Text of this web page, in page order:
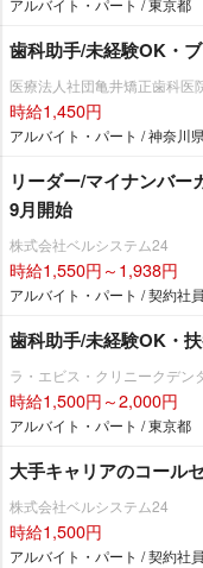
アルバイト・パート / 東京都
歯科助手/未経験OK・
医療法人社団亀井矯正歯科医
時給1,450円
アルバイト・パート / 神奈川
リーダー/マイナンバ
9月開始
株式会社ベルシステム24
時給1,550円～1,938円
アルバイト・パート / 契約社
歯科助手/未経験OK・
ラ・エビス・クリニークデン
時給1,500円～2,000円
アルバイト・パート / 東京都
大手キャリアのコール
株式会社ベルシステム24
時給1,500円
アルバイト・パート / 契約社